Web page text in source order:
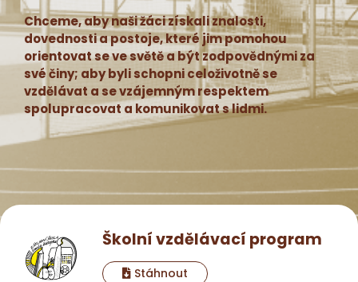
Chceme, aby naši žáci získali znalosti,
dovednosti a postoje, které jim pomohou
orientovat se ve světě a být zodpovědnými za
své činy; aby byli schopni celoživotně se
vzdělávat a se vzájemným respektem
spolupracovat a komunikovat s lidmi.
Školní vzdělávací program
Stáhnout